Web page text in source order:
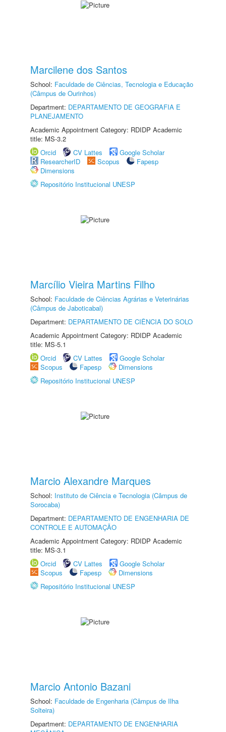
Marcilene dos Santos
School: Faculdade de Ciências, Tecnologia e Educação
(Câmpus de Ourinhos)
Department: DEPARTAMENTO DE GEOGRAFIA E
PLANEJAMENTO
Academic Appointment Category: RDIDP Academic
title: MS-3.2
Orcid
CV Lattes
Google Scholar
ResearcherID
Scopus
Fapesp
Dimensions
Repositório Institucional UNESP
Marcílio Vieira Martins Filho
School: Faculdade de Ciências Agrárias e Veterinárias
(Câmpus de Jaboticabal)
Department: DEPARTAMENTO DE CIÊNCIA DO SOLO
Academic Appointment Category: RDIDP Academic
title: MS-5.1
Orcid
CV Lattes
Google Scholar
Scopus
Fapesp
Dimensions
Repositório Institucional UNESP
Marcio Alexandre Marques
School: Instituto de Ciência e Tecnologia (Câmpus de
Sorocaba)
Department: DEPARTAMENTO DE ENGENHARIA DE
CONTROLE E AUTOMAÇÃO
Academic Appointment Category: RDIDP Academic
title: MS-3.1
Orcid
CV Lattes
Google Scholar
Scopus
Fapesp
Dimensions
Repositório Institucional UNESP
Marcio Antonio Bazani
School: Faculdade de Engenharia (Câmpus de Ilha
Solteira)
Department: DEPARTAMENTO DE ENGENHARIA